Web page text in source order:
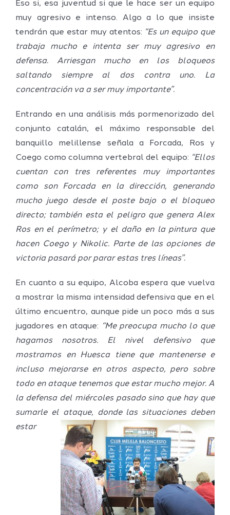
Eso si, esa juventud si que le hace ser un equipo
muy agresivo e intenso. Algo a lo que insiste
tendrán que estar muy atentos: “Es un equipo que
trabaja mucho e intenta ser muy agresivo en
defensa. Arriesgan mucho en los bloqueos
saltando siempre al dos contra uno. La
concentración va a ser muy importante”.
Entrando en una análisis más pormenorizado del
conjunto catalán, el máximo responsable del
banquillo melillense señala a Forcada, Ros y
Coego como columna vertebral del equipo: “Ellos
cuentan con tres referentes muy importantes
como son Forcada en la dirección, generando
mucho juego desde el poste bajo o el bloqueo
directo; también esta el peligro que genera Alex
Ros en el perímetro; y el daño en la pintura que
hacen Coego y Nikolic. Parte de las opciones de
victoria pasará por parar estas tres líneas”.
En cuanto a su equipo, Alcoba espera que vuelva
a mostrar la misma intensidad defensiva que en el
último encuentro, aunque pide un poco más a sus
jugadores en ataque:
“Me preocupa mucho lo que
hagamos nosotros. El nivel defensivo que
mostramos en Huesca tiene que mantenerse e
incluso mejorarse en otros aspecto, pero sobre
todo en ataque tenemos que estar mucho mejor. A
la defensa del miércoles pasado sino que hay que
sumarle el ataque, donde las situaciones deben
estar